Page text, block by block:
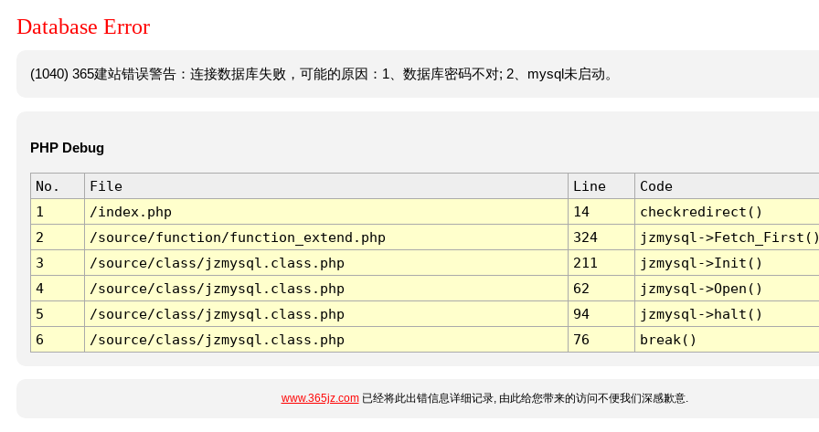
Database Error
(1040) 365建站错误警告：连接数据库失败，可能的原因：1、数据库密码不对; 2、mysql未启动。
PHP Debug
No. File Line
Code
1
/index.php 14
checkredirect()
2
/source/function/function_extend.php 324
jzmysql-
3
/source/class/jzmysql.class.php 211
jzmysql->Init()
4
/source/class/jzmysql.class.php 62
jzmysql->Open()
5
/source/class/jzmysql.class.php 94
jzmysql->halt()
6
/source/class/jzmysql.class.php 76 break()
www.365jz.com已经将此出错信息详细记录, 由此给您带来的访问不便我们深感歉意.